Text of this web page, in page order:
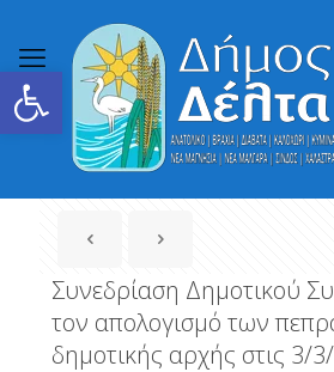
Ανοίξτε τη γραμμή εργαλείων
Συνεδρίαση Δημοτικού
τον απολογισμό των
δημοτικής αρχής στις 3/